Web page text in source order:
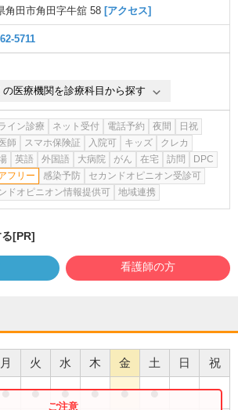
角田市角田字牛舘 58 [アクセス]
5711
の医療機関を診療科目から探す
イン診療 ネット受付 電話予約 夜間
日祝
師
スマホ保険証 入院可 キッズ
クレカ
英語 外国語 大病院 がん 在宅 訪問
DPC
フリー
感染予防
セカンドオピニオン受診可
ドオピニオン情報提供可
地域連携
[PR]
看護師の方
月 火 水 木 金 土 日 祝
● ● ● ● ● ●